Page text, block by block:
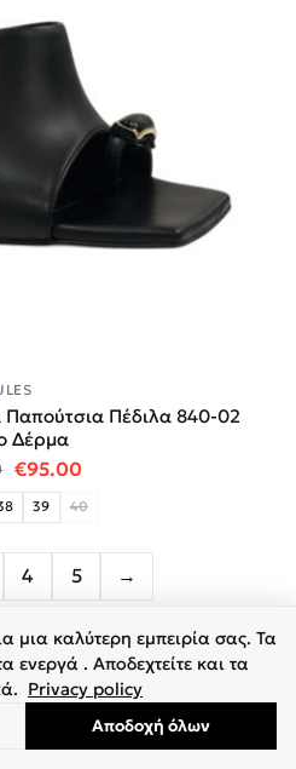
Παπούτσια Πέδιλα 840-02
Δέρμα
Original price was: €119.00.
€95.00Η τρέχουσα τιμή
39 40
4 5 →
μια καλύτερη εμπειρία σας. Τα
ενεργά . Αποδεχτείτε και τα
Privacy policy
Αποδοχή όλων